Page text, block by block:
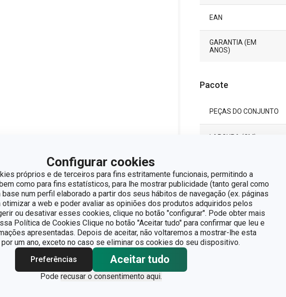
Configurar cookies
próprios e de terceiros para fins estritamente funcionais, permitindo a
como para fins estatísticos, para lhe mostrar publicidade (tanto geral como
num perfil elaborado a partir dos seus hábitos de navegação (ex. páginas
otimizar a web e poder avaliar as opiniões dos produtos adquiridos pelos
ou desativar esses cookies, clique no botão "configurar". Pode obter mais
Política de Cookies Clique no botão "Aceitar tudo" para confirmar que leu e
apresentadas. Depois de aceitar, não voltaremos a mostrar-lhe esta
um ano, exceto no caso se eliminar os cookies do seu dispositivo.
Preferências
Aceitar tudo
Pode recusar o consentimento aqui.
EAN
GARANTIA (EM
ANOS)
Pacote
PEÇAS DO CONJUNTO
LARGURA (CM)
COMPRIMENTO (CM)
PESO INCLUINDO
CAIXA MASTER
PEÇAS)